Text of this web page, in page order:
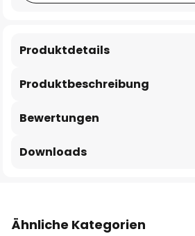
Produktbeschreibung
Produktdetails
Bewertungen
Downloads
Ähnliche Kategorien